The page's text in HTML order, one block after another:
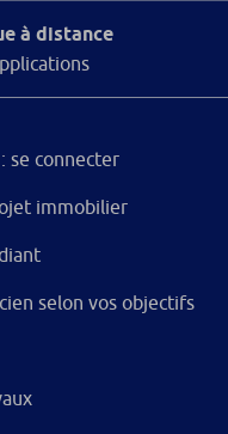
à distance
se connecter
immobilier
selon vos objectifs